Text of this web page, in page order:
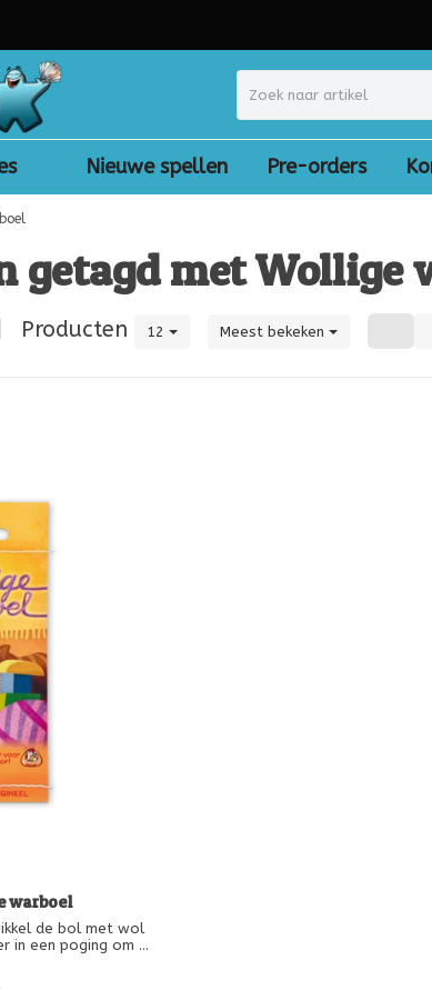
Nieuwe spellen Pre-orders
getagd met Wollige
Producten 12 Meest bekeken
warboel
de bol met wol
in een poging om de